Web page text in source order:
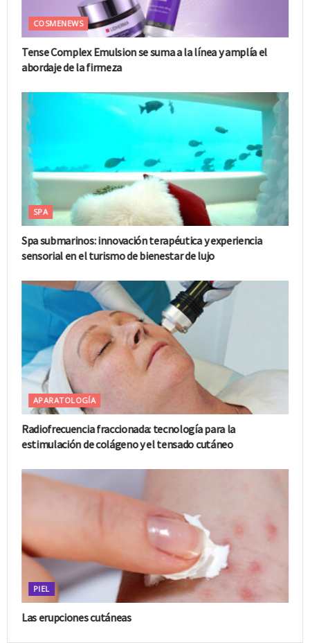
COSMENEWS
Tense Complex Emulsion se suma a la línea y amplía el
abordaje de la firmeza
SPA
Spa submarinos: innovación terapéutica y experiencia
sensorial en el turismo de bienestar de lujo
APARATOLOGÍA
Radiofrecuencia fraccionada: tecnología para la
estimulación de colágeno y el tensado cutáneo
PIEL
Las erupciones cutáneas